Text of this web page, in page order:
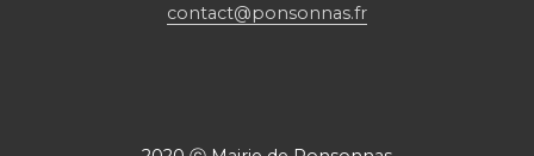
contact@ponsonnas.fr